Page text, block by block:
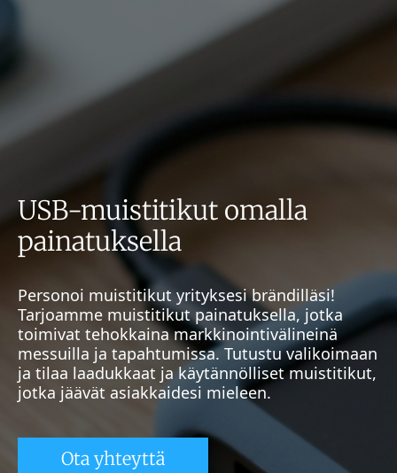
USB-muistitikut omalla
painatuksella
Personoi muistitikut yrityksesi brändilläsi!
Tarjoamme muistitikut painatuksella, jotka
toimivat tehokkaina markkinointivälineinä
messuilla ja tapahtumissa. Tutustu valikoimaan
ja tilaa laadukkaat ja käytännölliset muistitikut,
jotka jäävät asiakkaidesi mieleen.
Ota yhteyttä